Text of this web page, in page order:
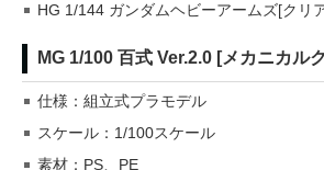
HG 1/144 ガンダムヘビーアームズ[クリ
MG 1/100 百式 Ver.2.0 [メカニカル
仕様：組立式プラモデル
スケール：1/100スケール
素材：PS、PE